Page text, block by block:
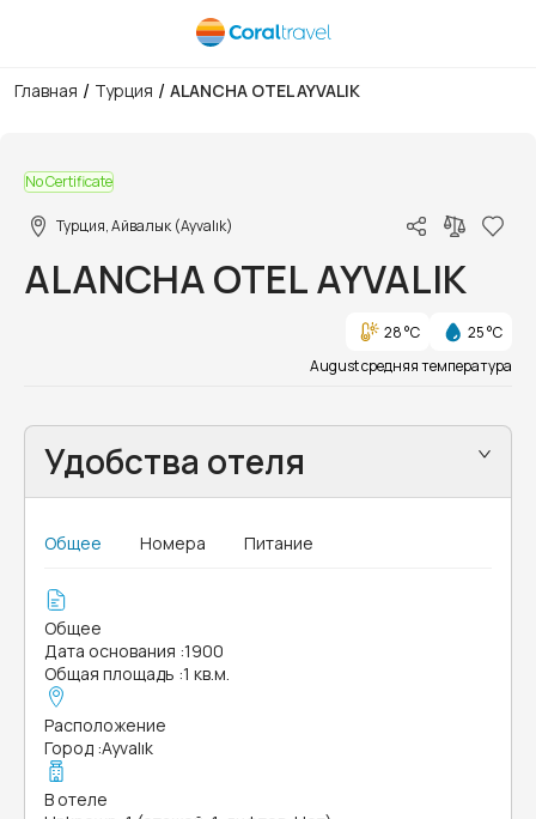
Главная / Турция / ALANCHA OTEL AYVALIK
No Certificate
Турция, Айвалык (Ayvalık)
ALANCHA OTEL AYVALIK
28 °C
25 °C
August средняя температура
Удобства отеля
Общее Номера Питание
Общее
Дата основания :1900
Общая площадь :1 кв.м.
Расположение
Город :Ayvalık
В отеле